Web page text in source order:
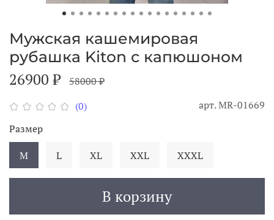
(0) арт.MR-01669
Мужская кашемировая
рубашка Kiton с капюшоном
26900 ₽ 58000 ₽
В корзину
Размер
M
L XL XXL XXXL